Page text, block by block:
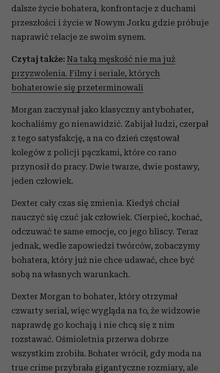
dalsze życie bohatera, konfrontacje z duchami
przeszłości i życie w Nowym Jorku gdzie próbuje
naprawić relacje ze swoim synem.
Czytaj także: Na taką męskość nie ma już
przyzwolenia. Filmy i seriale, których
bohaterowie się przeterminowali
Morgan zaczynał jako klasyczny antybohater,
kochaliśmy go nienawidzić. Zabijał ludzi, czerpał
z tego satysfakcję, a na co dzień częstował
kolegów z policji pączkami, które co rano
przynosił do pracy. Dwie twarze, dwie postawy,
jeden człowiek.
Dexter cały czas się zmienia. Kiedyś chciał
nauczyć się czuć jak człowiek. Cierpieć, kochać,
odczuwać te same emocje, co jego bliscy. Teraz
jednak, wedle zapowiedzi twórców, zobaczymy
bohatera, który już nie chce udawać, chce być
sobą na własnych warunkach.
Dexter Morgan to bohater, który otrzymał
czwarty serial, więc wygląda na to, że widzowie
naprawdę go kochają i nie chcą się z nim
rozstawać. Ośmioletnia przerwa dobrze
wszystkim zrobiła. Bohater wrócił, gdy moda na
true crime przybrała gigantyczne rozmiary, ale